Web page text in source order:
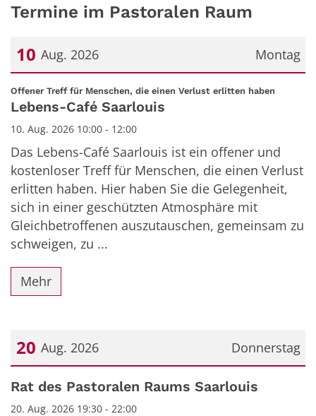
Termine im Pastoralen Raum
Montag
10 Aug. 2026
Datum: 10. August 2026
Offener Treff für Menschen, die einen Verlust erlitten haben
Lebens-Café Saarlouis
10. Aug. 2026 10:00 - 12:00
Das Lebens-Café Saarlouis ist ein offener und
kostenloser Treff für Menschen, die einen Verlust
erlitten haben. Hier haben Sie die Gelegenheit,
sich in einer geschützten Atmosphäre mit
Gleichbetroffenen auszutauschen, gemeinsam zu
schweigen, zu ...
Mehr
Donnerstag
20 Aug. 2026
Datum: 20. August 2026
Rat des Pastoralen Raums Saarlouis
20. Aug. 2026 19:30 - 22:00